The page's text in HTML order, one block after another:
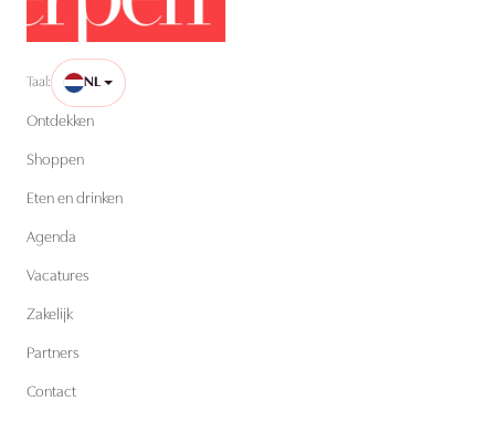
Taal: NL
Ontdekken
Shoppen
Eten en drinken
Agenda
Vacatures
Zakelijk
Partners
Contact